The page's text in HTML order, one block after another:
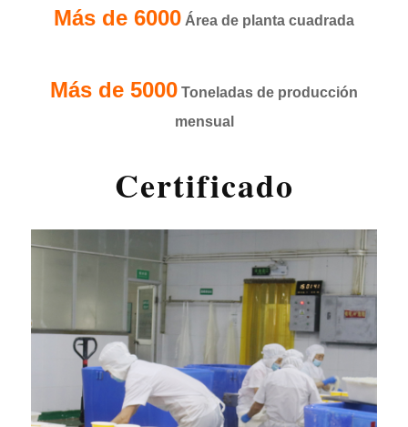
Más de 6000 Área de planta cuadrada
Más de 5000 Toneladas de producción
mensual
Certificado